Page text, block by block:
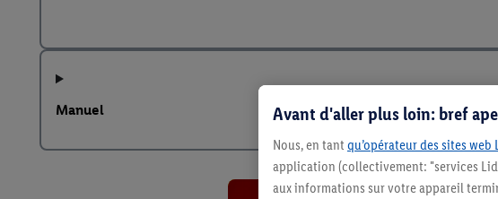
Manuel Avant d'aller plus loin: bref
Nous, en tant qu’opérateur des sites
application (collectivement: "services
aux informations sur votre appareil